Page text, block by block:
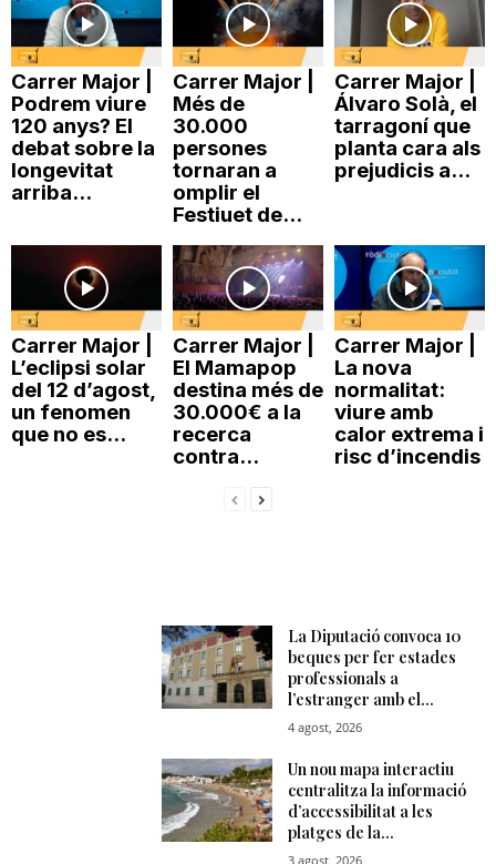
Carrer Major |
Podrem viure
120 anys? El
debat sobre la
longevitat
arriba...
Carrer Major |
Més de
30.000
persones
tornaran a
omplir el
Festiuet de...
Carrer Major |
Álvaro Solà, el
tarragoní que
planta cara als
prejudicis a...
Carrer Major |
L’eclipsi solar
del 12 d’agost,
un fenomen
que no es...
Carrer Major |
El Mamapop
destina més de
30.000€ a la
recerca
contra...
Carrer Major |
La nova
normalitat:
viure amb
calor extrema i
risc d’incendis